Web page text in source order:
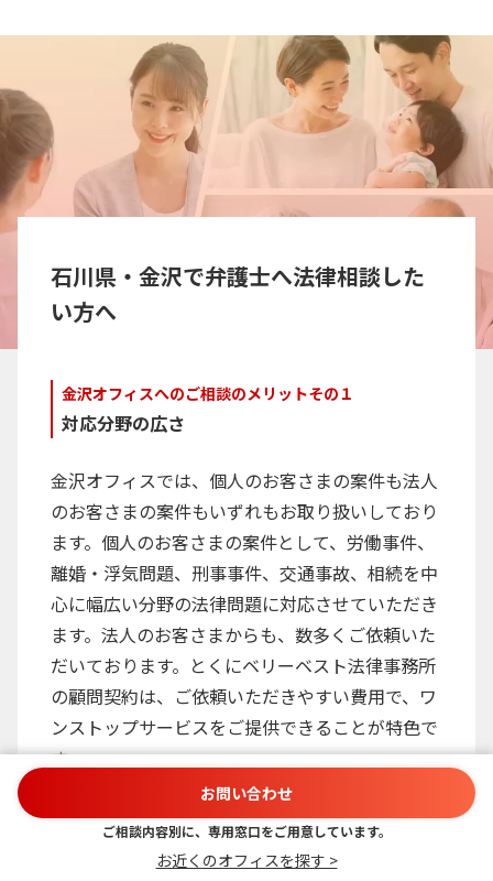
石川県・金沢で弁護士へ法律相談した
い方へ
金沢オフィスへのご相談のメリットその１
対応分野の広さ
金沢オフィスでは、個人のお客さまの案件も法人
のお客さまの案件もいずれもお取り扱いしており
ます。個人のお客さまの案件として、労働事件、
離婚・浮気問題、刑事事件、交通事故、相続を中
心に幅広い分野の法律問題に対応させていただき
ます。法人のお客さまからも、数多くご依頼いた
だいております。とくにベリーベスト法律事務所
の顧問契約は、ご依頼いただきやすい費用で、ワ
ンストップサービスをご提供できることが特色で
す。
金沢オフィスへのご相談のメリットその2
お問い合わせ
ご相談内容別に、専用窓口をご用意しています。
お近くのオフィスを探す >